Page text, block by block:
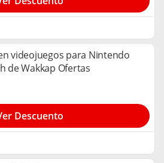
videojuegos para Nintendo
de Wakkap Ofertas
Descuento